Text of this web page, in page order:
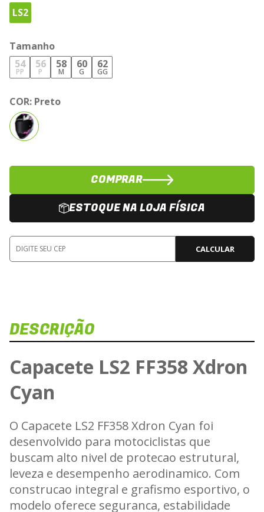
LS2
Tamanho
54
PP
56
P
58
M
60
G
62
GG
COR: Preto
COMPRAR
ESTOQUE NA LOJA FÍSICA
CALCULAR
DESCRIÇÃO
Capacete LS2 FF358 Xdron
Cyan
O Capacete LS2 FF358 Xdron Cyan foi
desenvolvido para motociclistas que
buscam alto nivel de protecao estrutural,
leveza e desempenho aerodinamico. Com
construcao integral e grafismo esportivo, o
modelo oferece seguranca, estabilidade